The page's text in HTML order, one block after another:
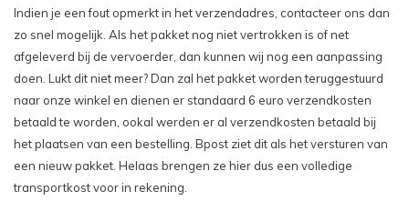
Indien je een fout opmerkt in het verzendadres, contacteer ons dan
zo snel mogelijk. Als het pakket nog niet vertrokken is of net
afgeleverd bij de vervoerder, dan kunnen wij nog een aanpassing
doen. Lukt dit niet meer? Dan zal het pakket worden teruggestuurd
naar onze winkel en dienen er standaard 6 euro verzendkosten
betaald te worden, ookal werden er al verzendkosten betaald bij
het plaatsen van een bestelling. Bpost ziet dit als het versturen van
een nieuw pakket. Helaas brengen ze hier dus een volledige
transportkost voor in rekening.